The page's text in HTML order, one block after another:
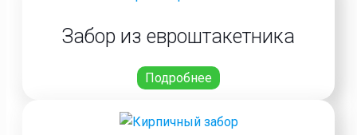
Забор из евроштакетника
Подробнее